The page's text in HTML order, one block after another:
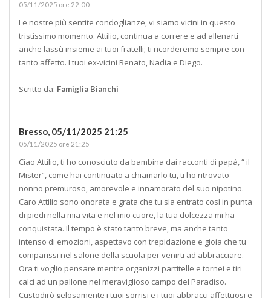
05/11/2025 ore 22:00
Le nostre più sentite condoglianze, vi siamo vicini in questo
tristissimo momento. Attilio, continua a correre e ad allenarti
anche lassù insieme ai tuoi fratelli; ti ricorderemo sempre con
tanto affetto. I tuoi ex-vicini Renato, Nadia e Diego.
Scritto da: Famiglia Bianchi
Bresso, 05/11/2025 21:25
05/11/2025 ore 21:25
Ciao Attilio, ti ho conosciuto da bambina dai racconti di papà, “ il
Mister”, come hai continuato a chiamarlo tu, ti ho ritrovato
nonno premuroso, amorevole e innamorato del suo nipotino.
Caro Attilio sono onorata e grata che tu sia entrato così in punta
di piedi nella mia vita e nel mio cuore, la tua dolcezza mi ha
conquistata. Il tempo è stato tanto breve, ma anche tanto
intenso di emozioni, aspettavo con trepidazione e gioia che tu
comparissi nel salone della scuola per venirti ad abbracciare.
Ora ti voglio pensare mentre organizzi partitelle e tornei e tiri
calci ad un pallone nel meraviglioso campo del Paradiso.
Custodirò gelosamente i tuoi sorrisi e i tuoi abbracci affettuosi e